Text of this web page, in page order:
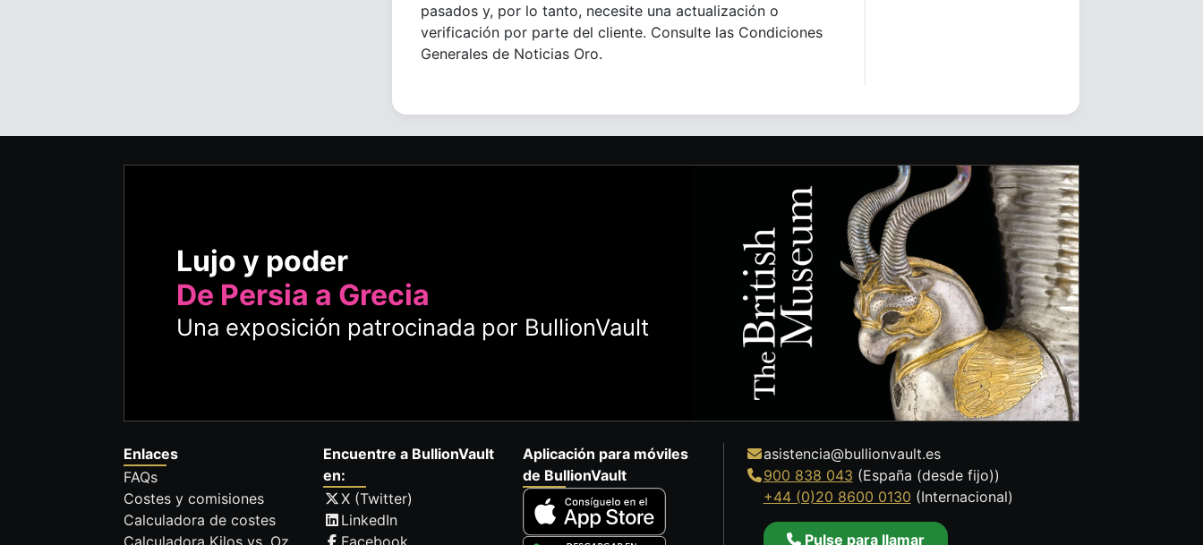
pasados y, por lo tanto, necesite una actualización o
verificación por parte del cliente. Consulte las Condiciones
Generales de Noticias Oro.
Lujo y poder
De Persia a Grecia
Una exposición patrocinada por BullionVault
Enlaces
FAQs
Costes y comisiones
Calculadora de costes
Encuentre a BullionVault
en:
X (Twitter)
LinkedIn
Aplicación para móviles
de BullionVault
asistencia@bullionvault.es
900 838 043 (España (desde fijo))
+44 (0)20 8600 0130 (Internacional)
Pulse para llamar